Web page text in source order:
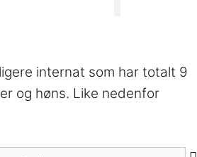
internat som har totalt 9
og høns. Like nedenfor